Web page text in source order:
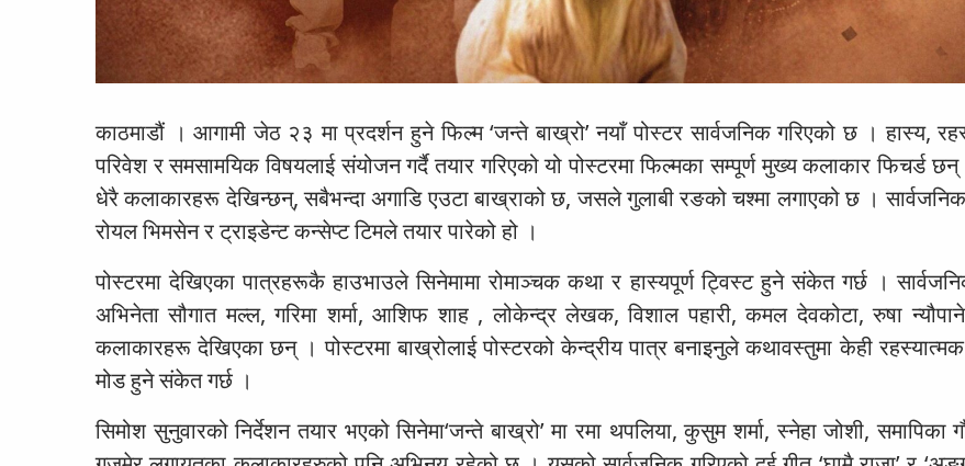
काठमाडौं । आगामी जेठ २३ मा प्रदर्शन हुने फिल्म ‘जन्ते बाख्रो’ नयाँ पोस्टर सार्वजनिक गरिएको छ । हास्य,
परिवेश र समसामयिक विषयलाई संयोजन गर्दै तयार गरिएको यो पोस्टरमा फिल्मका सम्पूर्ण मुख्य कलाकार फिचर्ड छन्
धेरै कलाकारहरू देखिन्छन्, सबैभन्दा अगाडि एउटा बाख्राको छ, जसले गुलाबी रङको चश्मा लगाएको छ ।
रोयल भिमसेन र ट्राइडेन्ट कन्सेप्ट टिमले तयार पारेको हो ।
पोस्टरमा देखिएका पात्रहरूकै हाउभाउले सिनेमामा रोमाञ्चक कथा र हास्यपूर्ण ट्विस्ट हुने संकेत गर्छ ।
अभिनेता सौगात मल्ल, गरिमा शर्मा, आशिफ शाह , लोकेन्द्र लेखक, विशाल पहारी, कमल देवकोटा, रुषा
कलाकारहरू देखिएका छन् । पोस्टरमा बाख्रोलाई पोस्टरको केन्द्रीय पात्र बनाइनुले कथावस्तुमा केही रहस्यात्मक
मोड हुने संकेत गर्छ ।
सिमोश सुनुवारको निर्देशन तयार भएको सिनेमा‘जन्ते बाख्रो’ मा रमा थपलिया, कुसुम शर्मा, स्नेहा जोशी,